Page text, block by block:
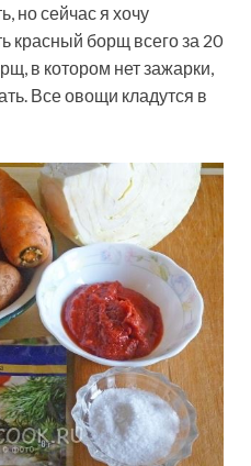
но сейчас я хочу
красный борщ всего за 20
в котором нет зажарки,
Все овощи кладутся в